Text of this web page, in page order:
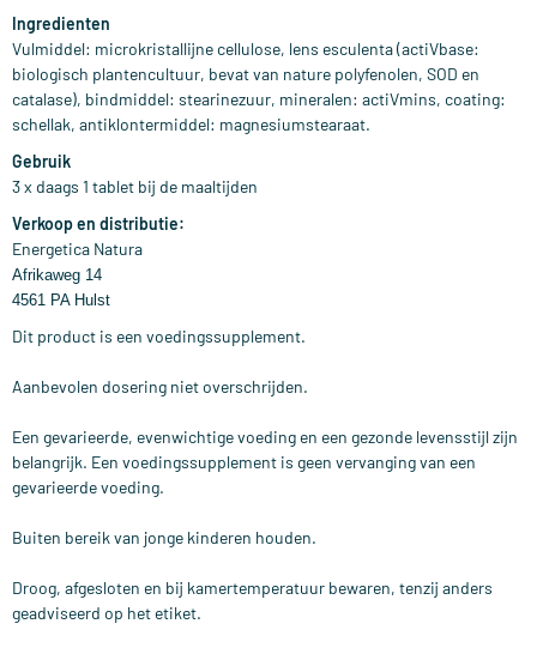
Ingredienten
Vulmiddel: microkristallijne cellulose, lens esculenta (actiVbase:
biologisch plantencultuur, bevat van nature polyfenolen, SOD en
catalase), bindmiddel: stearinezuur, mineralen: actiVmins, coating:
schellak, antiklontermiddel: magnesiumstearaat.
Gebruik
3 x daags 1 tablet bij de maaltijden
Verkoop en distributie:
Energetica Natura
Afrikaweg 14
4561 PA Hulst
Dit product is een voedingssupplement.
Aanbevolen dosering niet overschrijden.
Een gevarieerde, evenwichtige voeding en een gezonde levensstijl zijn
belangrijk. Een voedingssupplement is geen vervanging van een
gevarieerde voeding.
Buiten bereik van jonge kinderen houden.
Droog, afgesloten en bij kamertemperatuur bewaren, tenzij anders
geadviseerd op het etiket.